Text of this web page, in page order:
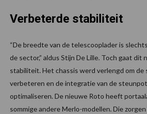
Verbeterde stabiliteit
“De breedte van de telescooplader is
de sector,” aldus Stijn De Lille. Toch gaat
stabiliteit. Het chassis werd verlengd om
verbeteren en de integratie van de
optimaliseren. De nieuwe Roto heeft
sommige andere Merlo-modellen. Die